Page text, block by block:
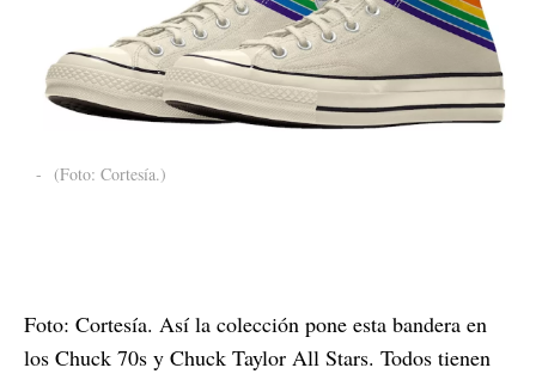
- (Foto: Cortesía.)
Foto: Cortesía. Así la colección pone esta bandera en
los Chuck 70s y Chuck Taylor All Stars. Todos tienen